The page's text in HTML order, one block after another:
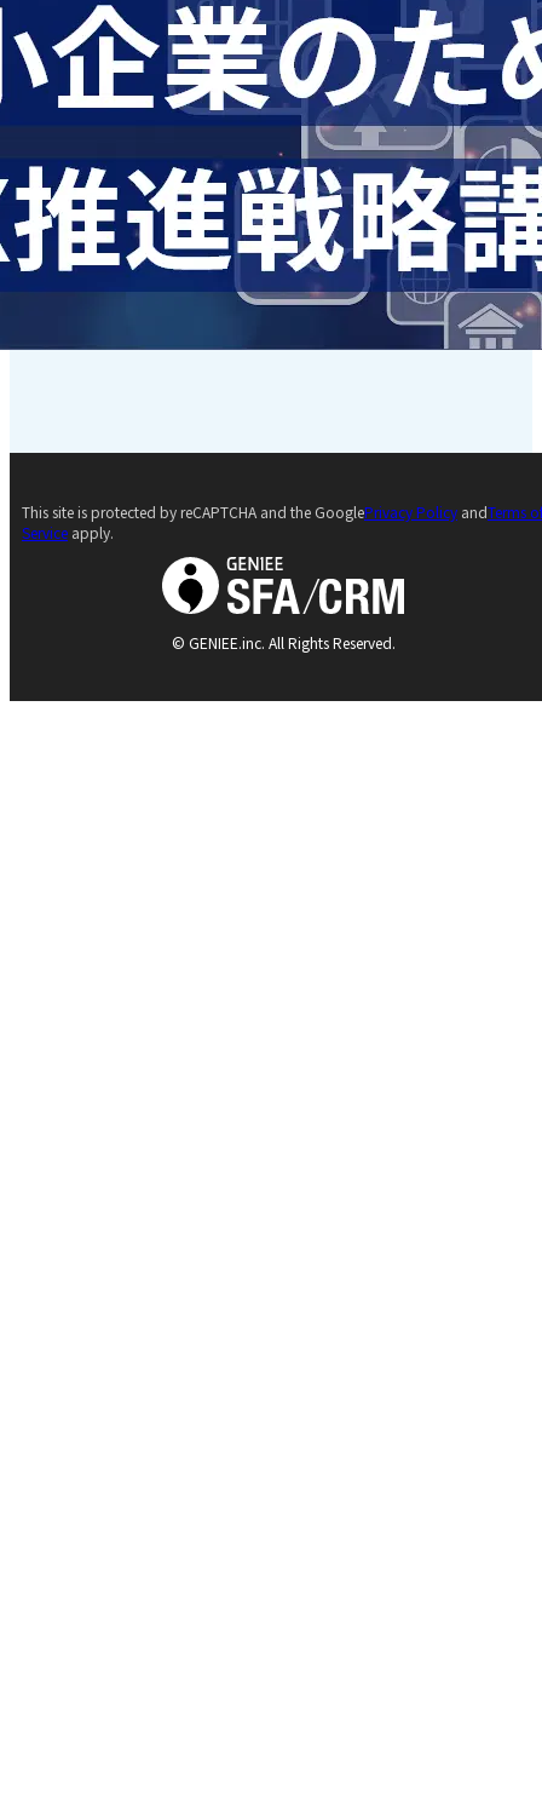
© GENIEE.inc. All Rights Reserved.
This site is protected by reCAPTCHA and the GooglePrivacy Policy andTerms
Service apply.